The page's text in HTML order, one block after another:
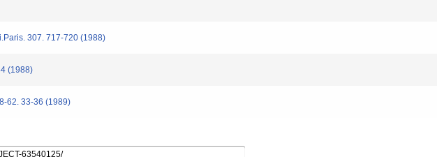
307. 717-720 (1988)
(1988)
62. 33-36 (1989)